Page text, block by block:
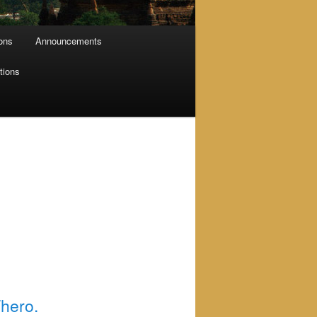
Announcements